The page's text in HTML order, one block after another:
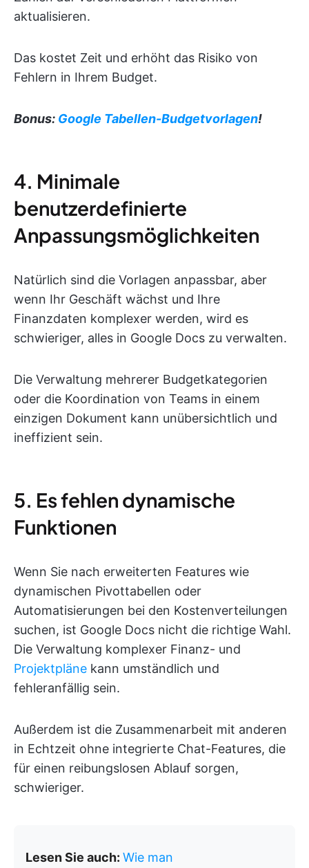
aktualisieren.
Das kostet Zeit und erhöht das Risiko von
Fehlern in Ihrem Budget.
Bonus: Google Tabellen-Budgetvorlagen!
4. Minimale
benutzerdefinierte
Anpassungsmöglichkeiten
Natürlich sind die Vorlagen anpassbar, aber
wenn Ihr Geschäft wächst und Ihre
Finanzdaten komplexer werden, wird es
schwieriger, alles in Google Docs zu verwalten.
Die Verwaltung mehrerer Budgetkategorien
oder die Koordination von Teams in einem
einzigen Dokument kann unübersichtlich und
ineffizient sein.
5. Es fehlen dynamische
Funktionen
Wenn Sie nach erweiterten Features wie
dynamischen Pivottabellen oder
Automatisierungen bei den Kostenverteilungen
suchen, ist Google Docs nicht die richtige Wahl.
Die Verwaltung komplexer Finanz- und
Projektpläne kann umständlich und
fehleranfällig sein.
Außerdem ist die Zusammenarbeit mit anderen
in Echtzeit ohne integrierte Chat-Features, die
für einen reibungslosen Ablauf sorgen,
schwieriger.
Lesen Sie auch: Wie man